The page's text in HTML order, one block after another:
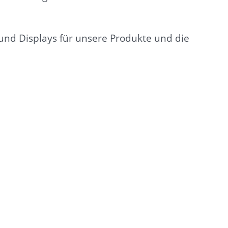
Displays für unsere Produkte und die